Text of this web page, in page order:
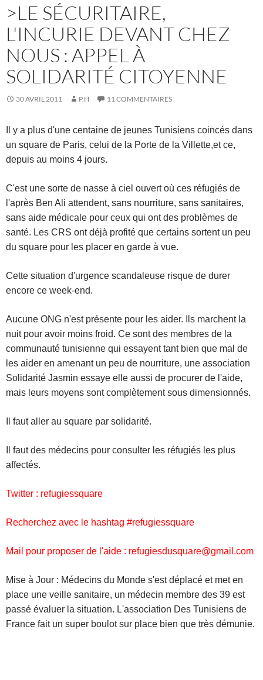
>LE SÉCURITAIRE,
L'INCURIE DEVANT CHEZ
NOUS : APPEL À
SOLIDARITÉ CITOYENNE
30 AVRIL 2011 P.H 11 COMMENTAIRES
Il y a plus d'une centaine de jeunes Tunisiens coincés dans
un square de Paris, celui de la Porte de la Villette,et ce,
depuis au moins 4 jours.
C'est une sorte de nasse à ciel ouvert où ces réfugiés de
l'après Ben Ali attendent, sans nourriture, sans sanitaires,
sans aide médicale pour ceux qui ont des problèmes de
santé. Les CRS ont déjà profité que certains sortent un peu
du square pour les placer en garde à vue.
Cette situation d'urgence scandaleuse risque de durer
encore ce week-end.
Aucune ONG n'est présente pour les aider. Ils marchent la
nuit pour avoir moins froid. Ce sont des membres de la
communauté tunisienne qui essayent tant bien que mal de
les aider en amenant un peu de nourriture, une association
Solidarité Jasmin essaye elle aussi de procurer de l'aide,
mais leurs moyens sont complètement sous dimensionnés.
Il faut aller au square par solidarité.
Il faut des médecins pour consulter les réfugiés les plus
affectés.
Twitter : refugiessquare
Recherchez avec le hashtag #refugiessquare
Mail pour proposer de l'aide : refugiesdusquare@gmail.com
Mise à Jour : Médecins du Monde s'est déplacé et met en
place une veille sanitaire, un médecin membre des 39 est
passé évaluer la situation. L'association Des Tunisiens de
France fait un super boulot sur place bien que très démunie.